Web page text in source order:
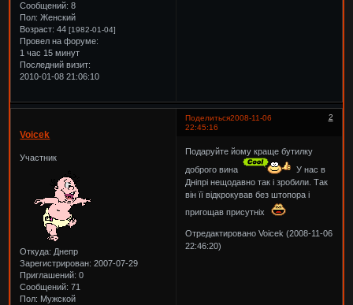
Сообщений: 8
Пол: Женский
Возраст: 44[1982-01-04]
Провел на форуме:
1 час 15 минут
Последний визит:
2010-01-08 21:06:10
Поделиться 2
2008-11-06
22:45:16
Voicek
Участник
Откуда: Днепр
Зарегистрирован: 2007-07-29
Приглашений: 0
Сообщений: 71
Пол: Мужской
Подаруйте йому краще бутилку
доброго вина
У нас в
Дніпрі нещодавно так і зробили. Так
він її відкрокував без штопора і
пригощав присутніх
Отредактировано Voicek (2008-11-06
22:46:20)